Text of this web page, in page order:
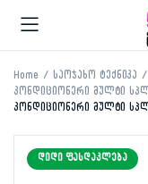
Home საოჯახო ტექნიკა
კონდიციონერი მულტი
კონდიციონერი მულტი
ᲓᲘᲓᲘ ᲤᲐᲡᲓᲐᲙᲚᲔᲑᲐ